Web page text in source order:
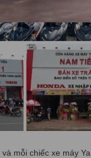
mỗi chiếc xe máy